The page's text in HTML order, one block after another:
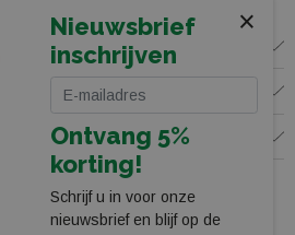
WINKEL
VOLG ONS
×
Nieuwsbrief
inschrijven
Ontvang 5%
korting!
Schrijf u in voor onze
nieuwsbrief en blijf op de